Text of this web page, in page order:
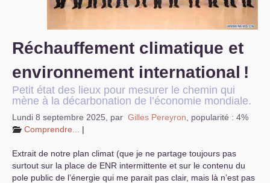
Réchauffement climatique et
environnement international !
Petit état des lieux pour mesurer le chemin qui
mène à la décarbonation de l’économie mondiale.
Lundi 8 septembre 2025 par Gilles Pereyron
popularité : 4%
Comprendre...
|
Extrait de notre plan climat (que je ne partage toujours pas
surtout sur la place de ENR intermittente et sur le contenu du
pole public de l’énergie qui me parait pas clair, mais là n’est pas